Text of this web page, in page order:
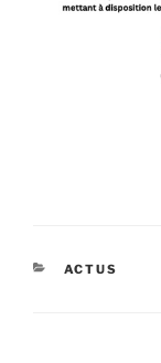
CATÉGORIES
ACTUS